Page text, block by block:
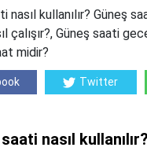
nasıl kullanılır? Güneş
çalışır?, Güneş saati
midir?
Twitter
nasıl